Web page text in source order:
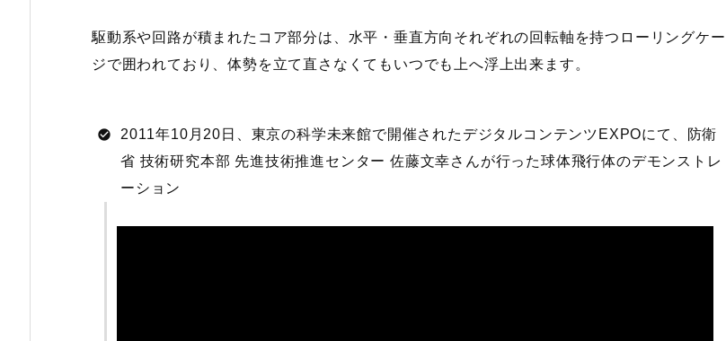
駆動系や回路が積まれたコア部分は、水平・垂直方向それぞれの回転軸を持つローリングケー
ジで囲われており、体勢を立て直さなくてもいつでも上へ浮上出来ます。
2011年10月20日、東京の科学未来館で開催されたデジタルコンテンツEXPOにて、防衛
省 技術研究本部 先進技術推進センター 佐藤文幸さんが行った球体飛行体のデモンストレ
ーション